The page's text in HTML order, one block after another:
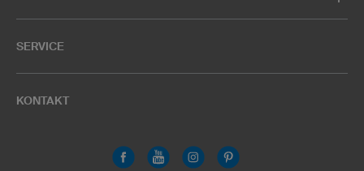
SERVICE
KONTAKT